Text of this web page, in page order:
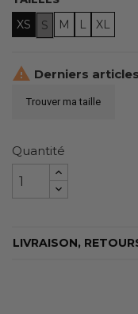
XS S M L XL
 Derniers
Trouver ma taille
Quantité
LIVRAISON,